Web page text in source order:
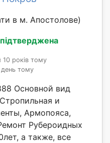
в м. Апостолове)
10 років тому
день тому
Основной вид
и
Армопояса,
Рубероидных
а также, все